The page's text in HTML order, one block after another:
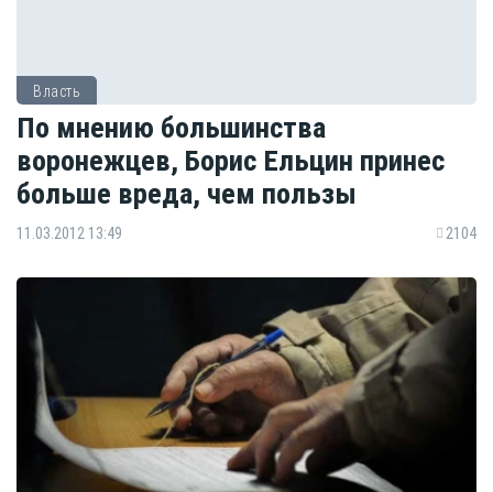
Власть
По мнению большинства
воронежцев, Борис Ельцин принес
больше вреда, чем пользы
11.03.2012 13:49 2104